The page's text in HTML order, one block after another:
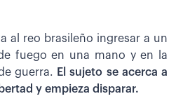
al reo brasileño ingresar a un
fuego en una mano y en la
guerra.
El sujeto se acerca a
y empieza disparar.